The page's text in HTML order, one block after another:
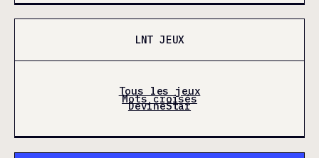
LNT JEUX
Tous les jeux
Mots croisés
DevineStar